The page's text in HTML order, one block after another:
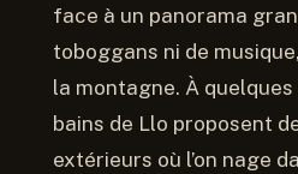
face à un panorama
toboggans ni de
la montagne. À
bains de Llo proposent
extérieurs où l’on nage